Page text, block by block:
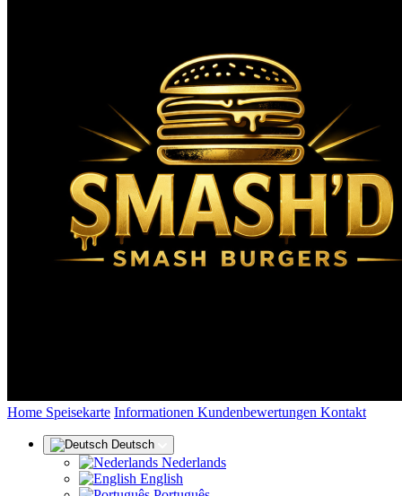
Home (aktuell)
Speisekarte Informationen Kundenbewertungen Kontakt
Deutsch
Nederlands
English